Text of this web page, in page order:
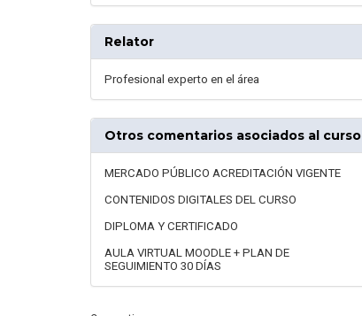
Relator
Profesional experto en el área
Otros comentarios asociados al curso
MERCADO PÚBLICO ACREDITACIÓN VIGENTE
CONTENIDOS DIGITALES DEL CURSO
DIPLOMA Y CERTIFICADO
AULA VIRTUAL MOODLE + PLAN DE
SEGUIMIENTO 30 DÍAS